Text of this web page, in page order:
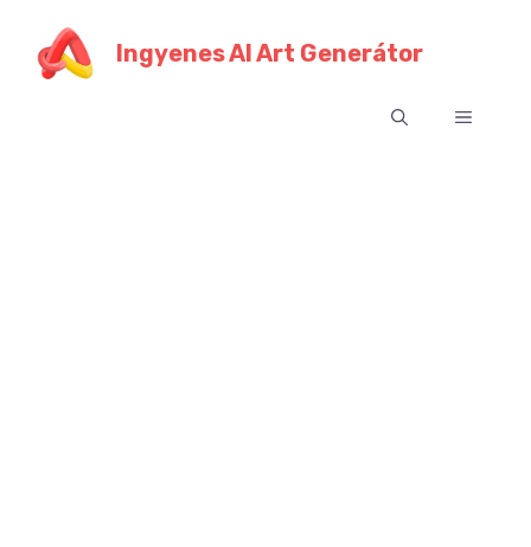
tartalomra
Ingyenes AI Art Generátor
Menü